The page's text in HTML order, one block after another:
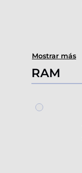
Mostrar más
RAM